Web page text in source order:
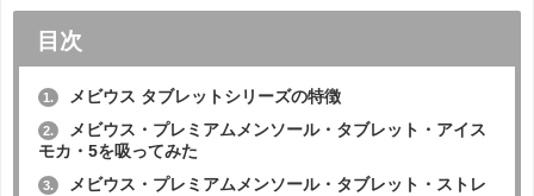
目次
1. メビウス タブレットシリーズの特徴
2.
メビウス・プレミアムメンソール・タブレット・アイス
モカ・5を吸ってみた
3.
メビウス・プレミアムメンソール・タブレット・ストレ